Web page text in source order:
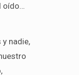
oído…
nadie,